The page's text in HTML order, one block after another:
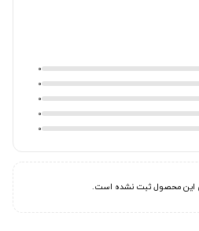
0
0
0
0
0
این محصول ثبت نشده است.